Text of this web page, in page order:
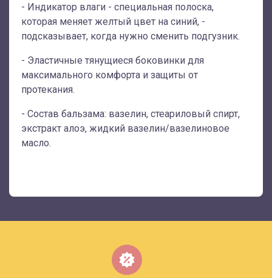
- Индикатор влаги - специальная полоска,
которая меняет желтый цвет на синий, -
подсказывает, когда нужно сменить подгузник.
- Эластичные тянущиеся боковинки для
максимального комфорта и защиты от
протекания.
- Состав бальзама: вазелин, стеариловый спирт,
экстракт алоэ, жидкий вазелин/вазелиновое
масло.